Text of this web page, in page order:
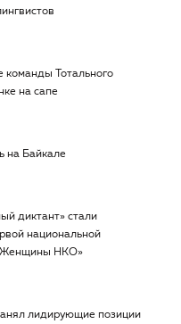
команды Тотального
на сапе
на Байкале
диктант» стали
национальной
НКО»
лидирующие позиции